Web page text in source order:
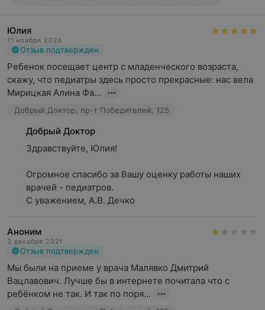
Юлия
11 ноября 2024
Отзыв подтвержден
Ребенок посещает центр с младенческого возраста,
скажу, что педиатры здесь просто прекрасные: нас вела
Мирицкая Алина Фа...
Добрый Доктор, пр-т Победителей, 125
Добрый Доктор
Здравствуйте, Юлия!
Огромное спасибо за Вашу оценку работы наших
врачей - педиатров.
С уважением, А.В. Дечко
Аноним
3 декабря 2021
Отзыв подтвержден
Мы были на приеме у врача Малявко Дмитрий
Вацлавович. Лучше бы в интернете почитала что с
ребёнком не так. И так по поря...